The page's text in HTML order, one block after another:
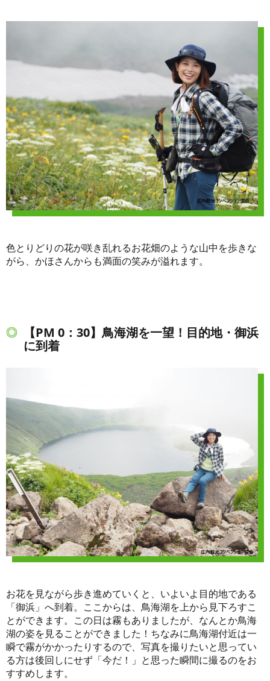
色とりどりの花が咲き乱れるお花畑のような山中を歩きな
がら、かほさんからも満面の笑みが溢れます。
【PM 0：30】鳥海湖を一望！目的地・御浜
に到着
お花を見ながら歩き進めていくと、いよいよ目的地である
「御浜」へ到着。ここからは、鳥海湖を上から見下ろすこ
とができます。この日は霧もありましたが、なんとか鳥海
湖の姿を見ることができました！ちなみに鳥海湖付近は一
瞬で霧がかかったりするので、写真を撮りたいと思ってい
る方は後回しにせず「今だ！」と思った瞬間に撮るのをお
すすめします。